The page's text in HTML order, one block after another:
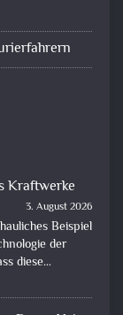
Kraftwerke
3. August 2026
Beispiel
der
diese…